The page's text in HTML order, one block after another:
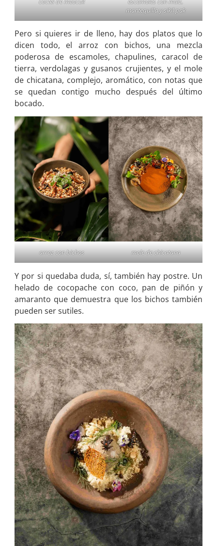
mantequilla y sikil pak
Pero si quieres ir de lleno, hay dos platos que lo
dicen todo, el arroz con bichos, una mezcla
poderosa de escamoles, chapulines, caracol de
tierra, verdolagas y gusanos crujientes, y el mole
de chicatana, complejo, aromático, con notas que
se quedan contigo mucho después del último
bocado.
arroz con bichos mole de chicatana
Y por si quedaba duda, sí, también hay postre. Un
helado de cocopache con coco, pan de piñón y
amaranto que demuestra que los bichos también
pueden ser sutiles.